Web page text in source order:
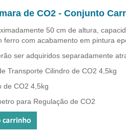
de CO2 - Conjunto
50 cm de altura,
ferro com acabamento em pintura
ser adquiridos separadamente
Transporte Cilindro de CO2 4,5kg
de CO2 4,5kg
para Regulação de CO2